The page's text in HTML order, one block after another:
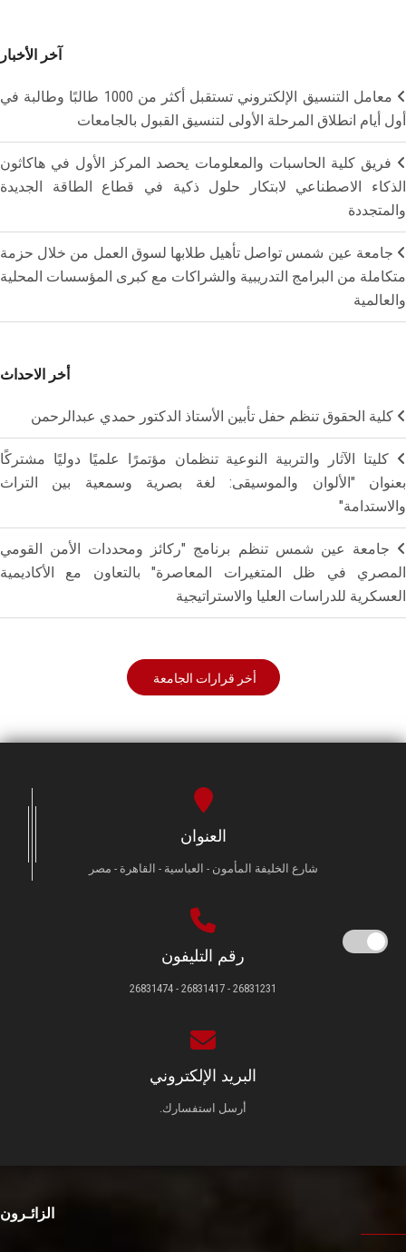
آخر الأخبار
معامل التنسيق الإلكتروني تستقبل أكثر من 1000 طالبًا وطالبة في
أول أيام انطلاق المرحلة الأولى لتنسيق القبول بالجامعات
فريق كلية الحاسبات والمعلومات يحصد المركز الأول في هاكاثون
الذكاء الاصطناعي لابتكار حلول ذكية في قطاع الطاقة الجديدة
والمتجددة
جامعة عين شمس تواصل تأهيل طلابها لسوق العمل من خلال حزمة
متكاملة من البرامج التدريبية والشراكات مع كبرى المؤسسات المحلية
والعالمية
أخر الاحداث
كلية الحقوق تنظم حفل تأبين الأستاذ الدكتور حمدي عبدالرحمن
كليتا الآثار والتربية النوعية تنظمان مؤتمرًا علميًا دوليًا مشتركًا
بعنوان "الألوان والموسيقى: لغة بصرية وسمعية بين التراث
والاستدامة"
جامعة عين شمس تنظم برنامج "ركائز ومحددات الأمن القومي
المصري في ظل المتغيرات المعاصرة" بالتعاون مع الأكاديمية
العسكرية للدراسات العليا والاستراتيجية
أخر قرارات الجامعة
العنوان
شارع الخليفة المأمون - العباسية - القاهرة - مصر
رقم التليفون
26831231 - 26831417 - 26831474
البريد الإلكتروني
أرسل استفسارك.
الزائـرون